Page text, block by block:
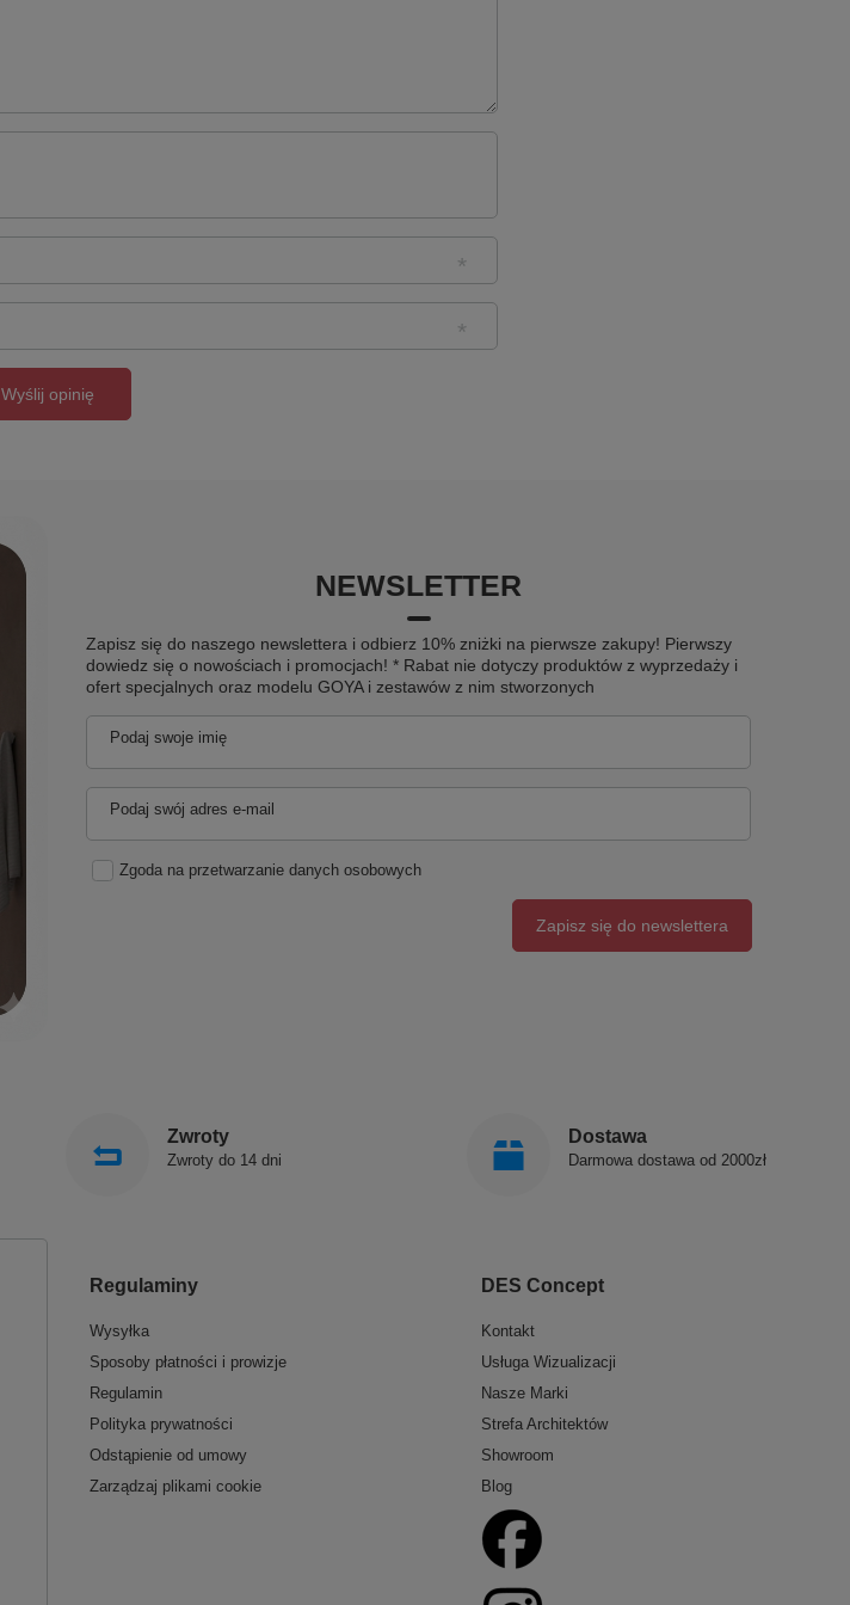
Wyślij opinię
NEWSLETTER
Zapisz się do naszego newslettera i odbierz 10% zniżki na pierwsze zakupy! Pierwszy
dowiedz się o nowościach i promocjach! * Rabat nie dotyczy produktów z wyprzedaży i
ofert specjalnych oraz modelu GOYA i zestawów z nim stworzonych
Podaj swoje imię
Podaj swój adres e-mail
Zgoda na przetwarzanie danych osobowych
Zapisz się do newslettera
Zwroty
Zwroty do 14 dni
Dostawa
Darmowa dostawa od 2000zł
Regulaminy
Wysyłka
Sposoby płatności i prowizje
Regulamin
Polityka prywatności
Odstąpienie od umowy
Zarządzaj plikami cookie
DES Concept
Kontakt
Usługa Wizualizacji
Nasze Marki
Strefa Architektów
Showroom
Blog